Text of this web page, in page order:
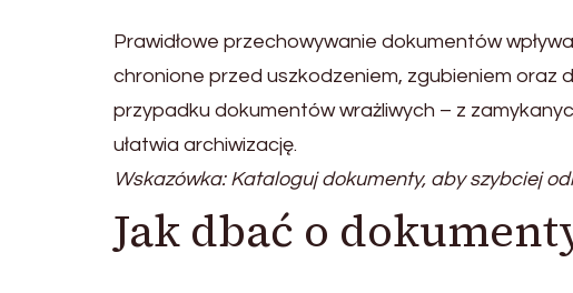
Prawidłowe przechowywanie dokumentów
chronione przed uszkodzeniem, zgubieniem
przypadku dokumentów wrażliwych – z
ułatwia archiwizację.
Wskazówka: Kataloguj dokumenty, aby szybciej
Jak dbać o